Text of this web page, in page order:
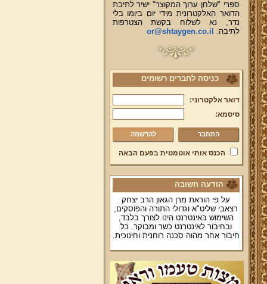
ספרי "שלחן ערוך המקוצר" ישיר לתיבת
הדואר האלקטרונית מידי יום ביומו בלי
נדר, נא לשלוח בקשת הצטרפות
לתיבה:
or@shtaygen.co.il
כניסה לחברים רשומים
דואר אלקטרוני:
סיסמא:
להרשמה
הכנס אותי אוטמטית בפעם הבאה
הודעה חשובה
על פי הוראת מרן הגאון הרב יצחק
רצאבי שליט"א וגדולי התורה והפוסקים,
השימוש באינטרנט הינו לצורך בלבד,
ובחיבור לאינטרנט כשר ומבוקר. כל
חיבור אחר מהוה סכנה רוחנית וחינוכית.